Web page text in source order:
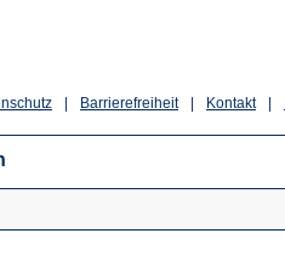
Kontakt
Barrierefreiheit